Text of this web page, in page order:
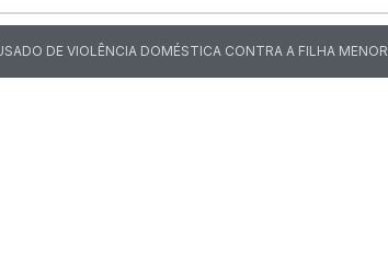
DE VIOLÊNCIA DOMÉSTICA CONTRA A FILHA MENOR